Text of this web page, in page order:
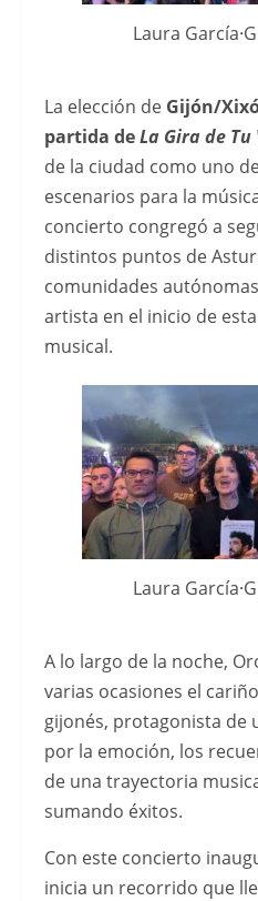
descubrir
las
principales
tendencias
para
2026.
Para
quienes
pago
seguras
experiencia
cÃ³moda,
es
importante
conocer
los
mejores
casinos
online
Laura
La elección de Gijón/
partida deLa Gira de Tu
de la ciudad como uno
escenarios para la
concierto congregó a
distintos puntos de
comunidades
artista en el inicio de
musical.
Laura
A lo largo de la noche,
varias ocasiones el
gijonés, protagonista de
por la emoción, los
de una trayectoria
sumando éxitos.
Con este concierto
inicia un recorrido que